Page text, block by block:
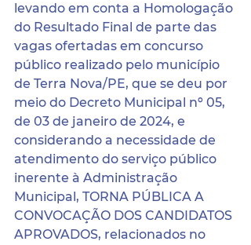
levando em conta a Homologação
do Resultado Final de parte das
vagas ofertadas em concurso
público realizado pelo município
de Terra Nova/PE, que se deu por
meio do Decreto Municipal nº 05,
de 03 de janeiro de 2024, e
considerando a necessidade de
atendimento do serviço público
inerente à Administração
Municipal, TORNA PÚBLICA A
CONVOCAÇÃO DOS CANDIDATOS
APROVADOS, relacionados no